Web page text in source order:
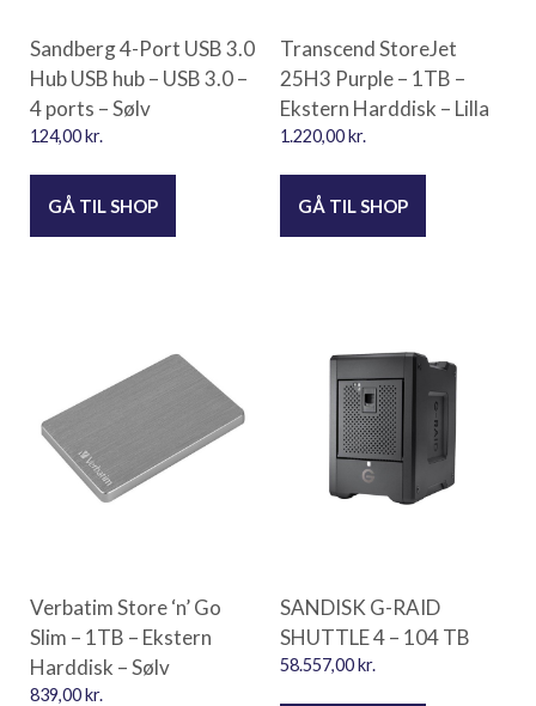
Sandberg 4-Port USB 3.0
Hub USB hub – USB 3.0 –
4 ports – Sølv
124,00kr.
GÅ TIL SHOP
Transcend StoreJet
25H3 Purple – 1TB –
Ekstern Harddisk – Lilla
1.220,00kr.
GÅ TIL SHOP
Verbatim Store ‘n’ Go
Slim – 1TB – Ekstern
Harddisk – Sølv
839,00kr.
SANDISK G-RAID
SHUTTLE 4 – 104 TB
58.557,00kr.